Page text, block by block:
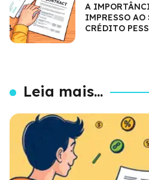
A
IMPRESSO
CRÉDITO
Leia mais...